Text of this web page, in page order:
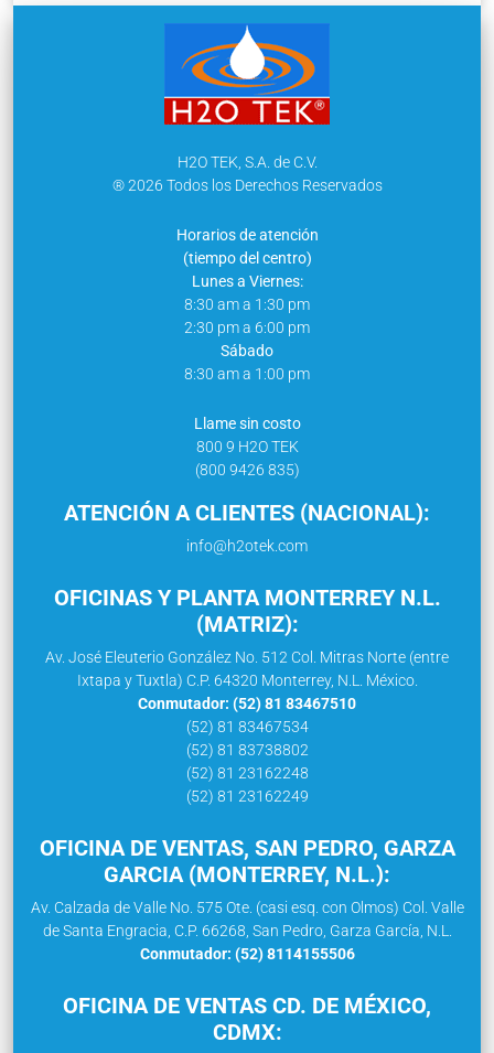
H2O TEK, S.A. de C.V.
® 2026 Todos los Derechos Reservados
Horarios de atención
(tiempo del centro)
Lunes a Viernes:
8:30 am a 1:30 pm
2:30 pm a 6:00 pm
Sábado
8:30 am a 1:00 pm
Llame sin costo
800 9 H2O TEK
(800 9426 835)
ATENCIÓN A CLIENTES (NACIONAL):
info@h2otek.com
OFICINAS Y PLANTA MONTERREY N.L.
(MATRIZ):
Av. José Eleuterio González No. 512 Col. Mitras Norte (entre
Ixtapa y Tuxtla) C.P. 64320 Monterrey, N.L. México.
Conmutador: (52) 81 83467510
(52) 81 83467534
(52) 81 83738802
(52) 81 23162248
(52) 81 23162249
OFICINA DE VENTAS, SAN PEDRO, GARZA
GARCIA (MONTERREY, N.L.):
Av. Calzada de Valle No. 575 Ote. (casi esq. con Olmos) Col. Valle
de Santa Engracia, C.P. 66268, San Pedro, Garza García, N.L.
Conmutador: (52) 8114155506
OFICINA DE VENTAS CD. DE MÉXICO,
CDMX: